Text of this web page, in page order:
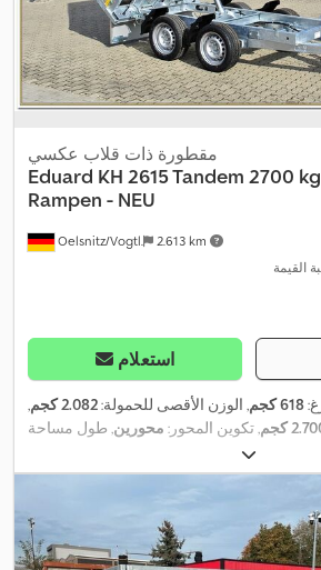
Oelsnitz/Vogtl. 2.613 km
مقطورة ذات قلاب عكسي
Eduard KH 2615 Tandem 2700
Rampen - NEU
القيمة
استعلام
618 كجم , الوزن الأقصى للحمولة:2.082 كجم
,
كجم , تكوين المحور: محورين, طول مساحة
, عرض مساحة التحميل:
الكلي:3.850 مم , العرض الكلي:1.620 مم
,
195/50R13C